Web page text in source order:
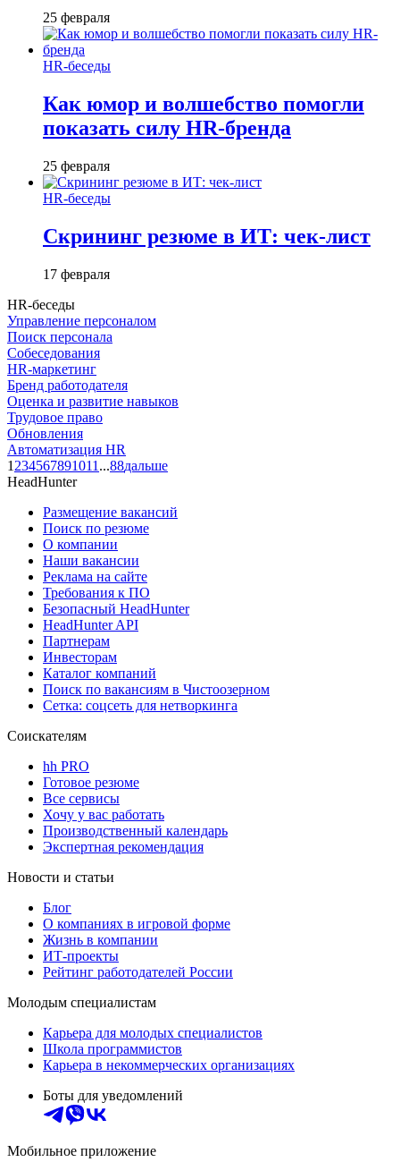
25 февраля
HR-беседы
Как юмор и волшебство помогли
показать силу HR-бренда
25 февраля
HR-беседы
Скрининг резюме в ИТ: чек-лист
17 февраля
HR-беседы
Управление персоналом
Поиск персонала
Собеседования
HR-маркетинг
Бренд работодателя
Оценка и развитие навыков
Трудовое право
Обновления
Автоматизация HR
1 234567891011 ...88дальше
HeadHunter
Размещение вакансий
Поиск по резюме
О компании
Наши вакансии
Реклама на сайте
Требования к ПО
Безопасный HeadHunter
HeadHunter API
Партнерам
Инвесторам
Каталог компаний
Поиск по вакансиям в Чистоозерном
Сетка: соцсеть для нетворкинга
Соискателям
hh PRO
Готовое резюме
Все сервисы
Хочу у вас работать
Производственный календарь
Экспертная рекомендация
Новости и статьи
Блог
О компаниях в игровой форме
Жизнь в компании
ИТ-проекты
Рейтинг работодателей России
Молодым специалистам
Карьера для молодых специалистов
Школа программистов
Карьера в некоммерческих организациях
Боты для уведомлений
Мобильное приложение